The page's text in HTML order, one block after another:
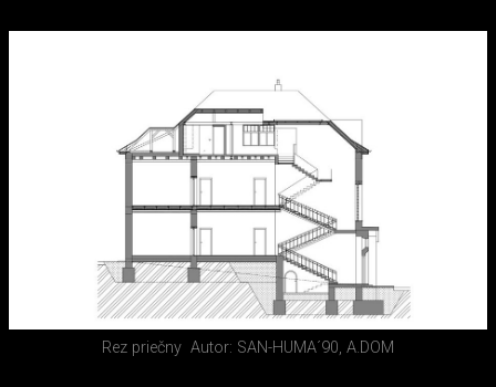
Rez priečny Autor: SAN-HUMA´90, A.DOM